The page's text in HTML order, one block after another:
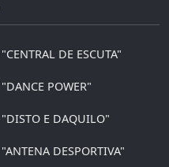
"CENTRAL DE ESCUTA"
"DANCE POWER"
"DISTO E DAQUILO"
"ANTENA DESPORTIVA"